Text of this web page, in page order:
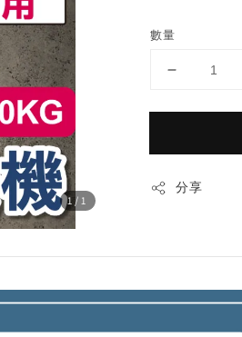
1/1
數量
分享